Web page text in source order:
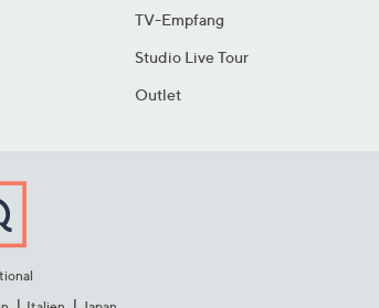
TV-Empfang
Studio Live Tour
Outlet